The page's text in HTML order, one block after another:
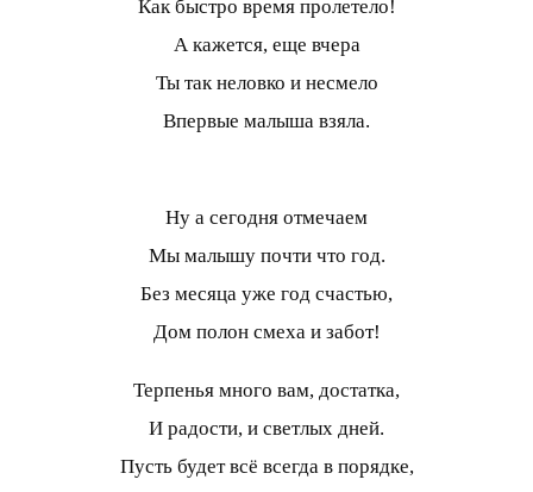
Как быстро время пролетело!
А кажется, еще вчера
Ты так неловко и несмело
Впервые малыша взяла.
Ну а сегодня отмечаем
Мы малышу почти что год.
Без месяца уже год счастью,
Дом полон смеха и забот!
Терпенья много вам, достатка,
И радости, и светлых дней.
Пусть будет всё всегда в порядке,